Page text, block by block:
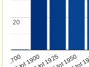
20
20